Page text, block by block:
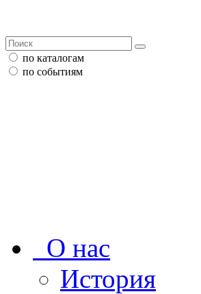
по каталогам
по событиям
О нас
История